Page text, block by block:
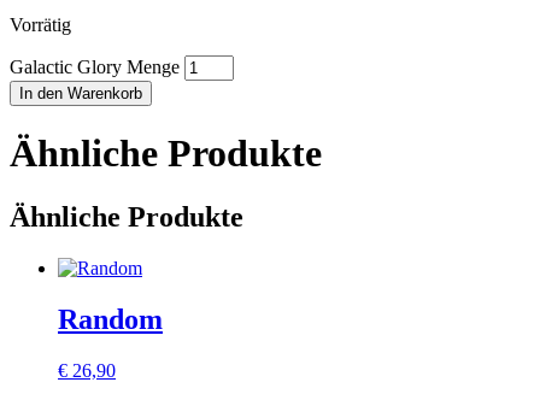
Vorrätig
Galactic Glory Menge
In den Warenkorb
Ähnliche Produkte
Ähnliche Produkte
Random
€ 26,90